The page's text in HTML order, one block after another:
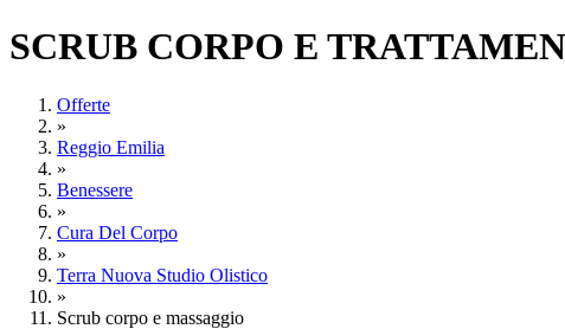
SCRUB CORPO E
Offerte
»
Reggio Emilia
»
Benessere
»
Cura Del Corpo
»
Terra Nuova Studio Olistico
»
Scrub corpo e massaggio